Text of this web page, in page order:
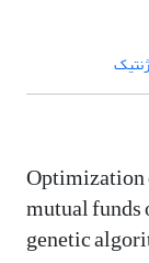
mutual funds
genetic